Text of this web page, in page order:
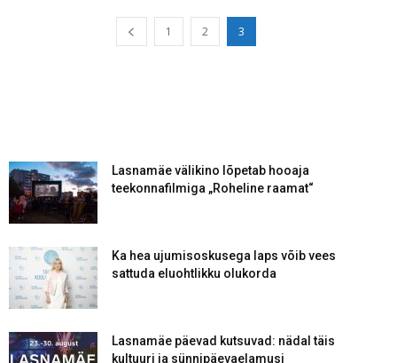
1 2 3
Lasnamäe välikino lõpetab hooaja
teekonnafilmiga „Roheline raamat“
Ka hea ujumisoskusega laps võib vees
sattuda eluohtlikku olukorda
Lasnamäe päevad kutsuvad: nädal täis
kultuuri ja sünnipäevaelamusi